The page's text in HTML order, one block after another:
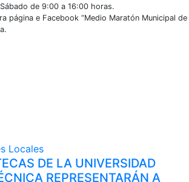
de 9:00 a 16:00 horas.
página e Facebook “Medio Maratón Municipal de
Locales
DE LA UNIVERSIDAD
REPRESENTARÁN A